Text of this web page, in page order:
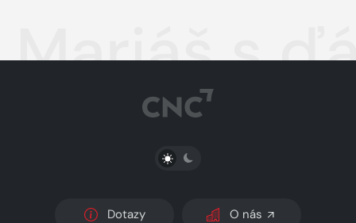
Mariáš s
PŘEPNOUT SVĚTLÝ/TMAVÝ REŽIM
Dotazy O nás